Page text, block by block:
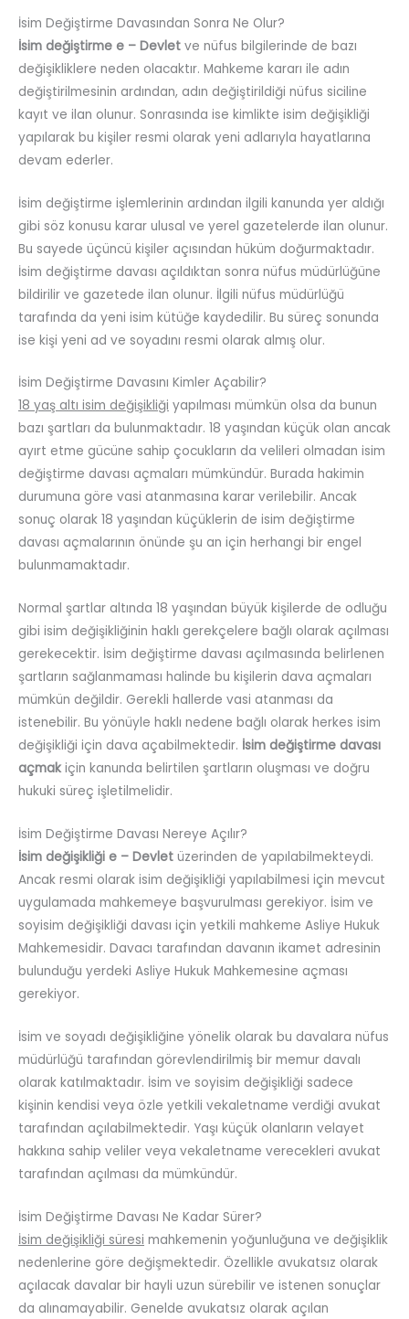
İsim Değiştirme Davasından Sonra Ne Olur?
İsim değiştirme e – Devlet ve nüfus bilgilerinde de bazı
değişikliklere neden olacaktır. Mahkeme kararı ile adın
değiştirilmesinin ardından, adın değiştirildiği nüfus siciline
kayıt ve ilan olunur. Sonrasında ise kimlikte isim değişikliği
yapılarak bu kişiler resmi olarak yeni adlarıyla hayatlarına
devam ederler.
İsim değiştirme işlemlerinin ardından ilgili kanunda yer aldığı
gibi söz konusu karar ulusal ve yerel gazetelerde ilan olunur.
Bu sayede üçüncü kişiler açısından hüküm doğurmaktadır.
İsim değiştirme davası açıldıktan sonra nüfus müdürlüğüne
bildirilir ve gazetede ilan olunur. İlgili nüfus müdürlüğü
tarafında da yeni isim kütüğe kaydedilir. Bu süreç sonunda
ise kişi yeni ad ve soyadını resmi olarak almış olur.
İsim Değiştirme Davasını Kimler Açabilir?
18 yaş altı isim değişikliği yapılması mümkün olsa da bunun
bazı şartları da bulunmaktadır. 18 yaşından küçük olan ancak
ayırt etme gücüne sahip çocukların da velileri olmadan isim
değiştirme davası açmaları mümkündür. Burada hakimin
durumuna göre vasi atanmasına karar verilebilir. Ancak
sonuç olarak 18 yaşından küçüklerin de isim değiştirme
davası açmalarının önünde şu an için herhangi bir engel
bulunmamaktadır.
Normal şartlar altında 18 yaşından büyük kişilerde de odluğu
gibi isim değişikliğinin haklı gerekçelere bağlı olarak açılması
gerekecektir. İsim değiştirme davası açılmasında belirlenen
şartların sağlanmaması halinde bu kişilerin dava açmaları
mümkün değildir. Gerekli hallerde vasi atanması da
istenebilir. Bu yönüyle haklı nedene bağlı olarak herkes isim
değişikliği için dava açabilmektedir. İsim değiştirme davası
açmakiçin kanunda belirtilen şartların oluşması ve doğru
hukuki süreç işletilmelidir.
İsim Değiştirme Davası Nereye Açılır?
İsim değişikliği e – Devlet üzerinden de yapılabilmekteydi.
Ancak resmi olarak isim değişikliği yapılabilmesi için mevcut
uygulamada mahkemeye başvurulması gerekiyor. İsim ve
soyisim değişikliği davası için yetkili mahkeme Asliye Hukuk
Mahkemesidir. Davacı tarafından davanın ikamet adresinin
bulunduğu yerdeki Asliye Hukuk Mahkemesine açması
gerekiyor.
İsim ve soyadı değişikliğine yönelik olarak bu davalara nüfus
müdürlüğü tarafından görevlendirilmiş bir memur davalı
olarak katılmaktadır. İsim ve soyisim değişikliği sadece
kişinin kendisi veya özle yetkili vekaletname verdiği avukat
tarafından açılabilmektedir. Yaşı küçük olanların velayet
hakkına sahip veliler veya vekaletname verecekleri avukat
tarafından açılması da mümkündür.
İsim Değiştirme Davası Ne Kadar Sürer?
İsim değişikliği süresi mahkemenin yoğunluğuna ve değişiklik
nedenlerine göre değişmektedir. Özellikle avukatsız olarak
açılacak davalar bir hayli uzun sürebilir ve istenen sonuçlar
da alınamayabilir. Genelde avukatsız olarak açılan